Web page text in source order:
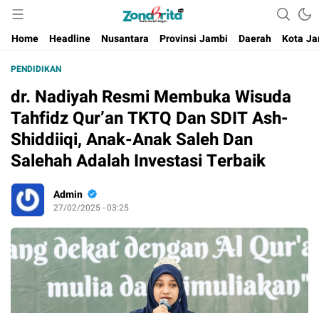
Berita Harian Negeri
Home
Headline Nusantara Provinsi Jambi Daerah Kota
PENDIDIKAN
dr. Nadiyah Resmi Membuka Wisuda
Tahfidz Qur’an TKTQ Dan SDIT Ash-
Shiddiiqi, Anak-Anak Saleh Dan
Salehah Adalah Investasi Terbaik
Admin
27/02/2025 - 03:25